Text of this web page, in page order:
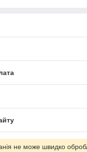
маркетплейсіProm.ua
не може швидко